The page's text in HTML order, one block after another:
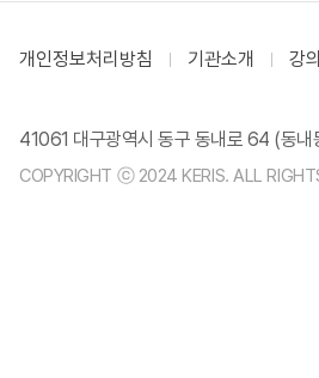
개인정보처리방침 기관소개 강
41061 대구광역시 동구 동내로 64 (동
COPYRIGHT ⓒ 2024 KERIS. ALL